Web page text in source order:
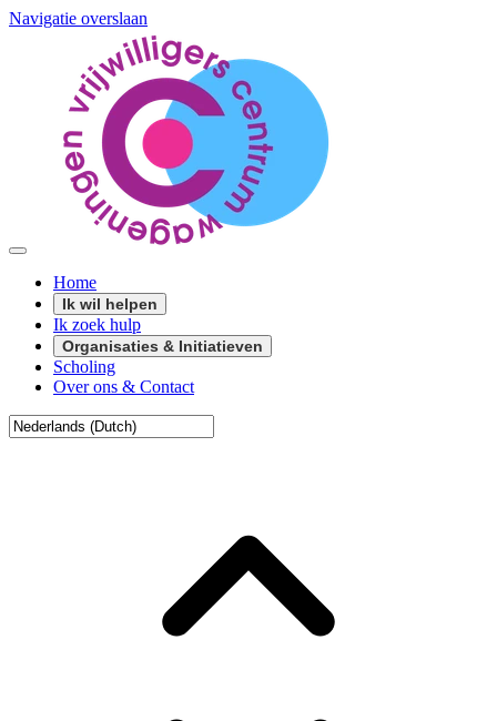
Navigatie overslaan
Home
Ik wil helpen
Ik zoek hulp
Organisaties & Initiatieven
Scholing
Over ons & Contact